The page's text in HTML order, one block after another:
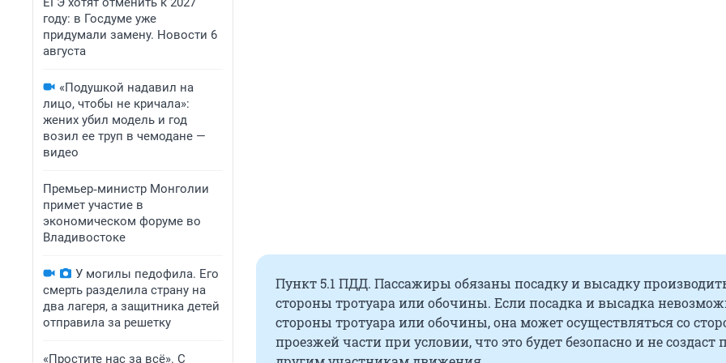
году: в Госдуме уже
придумали замену. Новости 6
августа
«Подушкой надавил на
лицо, чтобы не кричала»:
жених убил модель и год
возил ее труп в чемодане —
видео
Премьер‑министр Монголии
примет участие в
экономическом форуме во
Владивостоке
У могилы педофила. Его
смерть разделила страну на
два лагеря, а защитника детей
отправила за решетку
«Простите нас за всё». С
Пункт 5.1 ПДД. Пассажиры обязаны посадку и высадку
стороны тротуара или обочины. Если посадка и высадка
стороны тротуара или обочины, она может осуществляться со
проезжей части при условии, что это будет безопасно и не создаст